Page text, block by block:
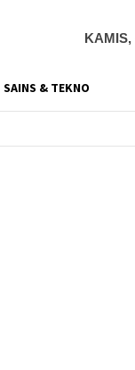
KAMIS,
SAINS & TEKNO